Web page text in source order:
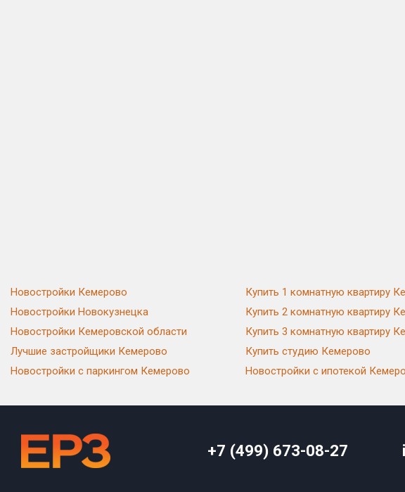
Новостройки Кемерово
Новостройки Новокузнецка
Новостройки Кемеровской области
Лучшие застройщики Кемерово
Новостройки с паркингом Кемерово
Купить 1 комнатную квартиру
Купить 2 комнатную квартиру
Купить 3 комнатную квартиру
Купить студию Кемерово
Новостройки с ипотекой
+7 (499) 673-08-27